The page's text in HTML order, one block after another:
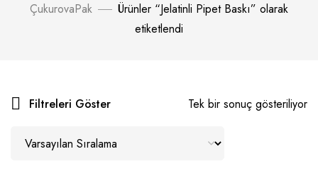
ÇukurovaPak
Ürünler “Jelatinli Pipet Baskı” olarak
etiketlendi
Filtreleri Göster Tek bir sonuç gösteriliyor